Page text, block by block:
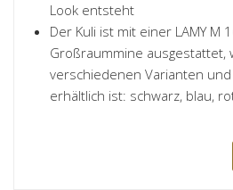
Look entsteht
Der Kuli ist mit einer LAMY M
Großraummine ausgestattet,
verschiedenen Varianten
erhältlich ist: schwarz, blau,